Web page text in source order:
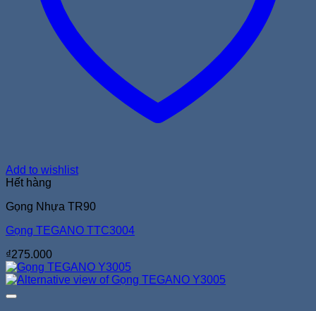
Add to wishlist
Hết hàng
Gọng Nhựa TR90
Gọng TEGANO TTC3004
₫275.000